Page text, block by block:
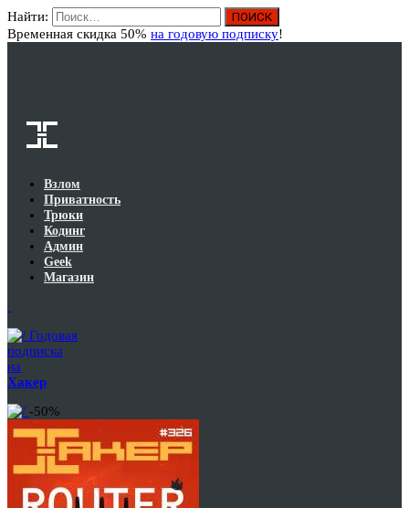
Найти:
Временная скидка 50% на годовую подписку!
Взлом
Приватность
Трюки
Кодинг
Админ
Geek
Магазин
Годовая
подписка
на
Хакер
-50%